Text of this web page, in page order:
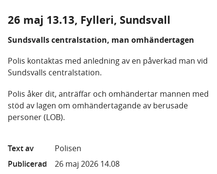
26 maj 13.13, Fylleri, Sundsvall
Sundsvalls centralstation, man omhändertagen
Polis kontaktas med anledning av en påverkad man vid
Sundsvalls centralstation.
Polis åker dit, anträffar och omhändertar mannen med
stöd av lagen om omhändertagande av berusade
personer (LOB).
Text av
Polisen
Publicerad
26 maj 2026 14.08